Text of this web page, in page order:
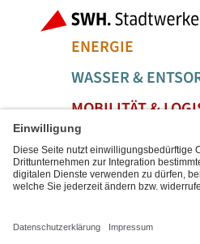
Bereiche der
ENERGIE
WASSER &
MOBILITÄT &
SERVICE & FREIZEIT
Service Links